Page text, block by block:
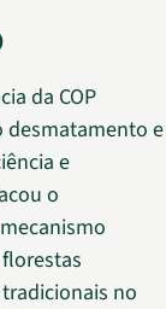
da COP
desmatamento e
e
o
no